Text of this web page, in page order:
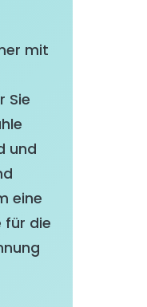
mit
Sie
und
eine
für die